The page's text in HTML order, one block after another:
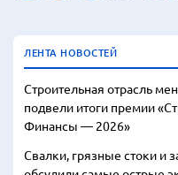
ЛЕНТА НОВОСТЕЙ
Строительная отрасль
подвели итоги премии
Финансы — 2026»
Свалки, грязные стоки и